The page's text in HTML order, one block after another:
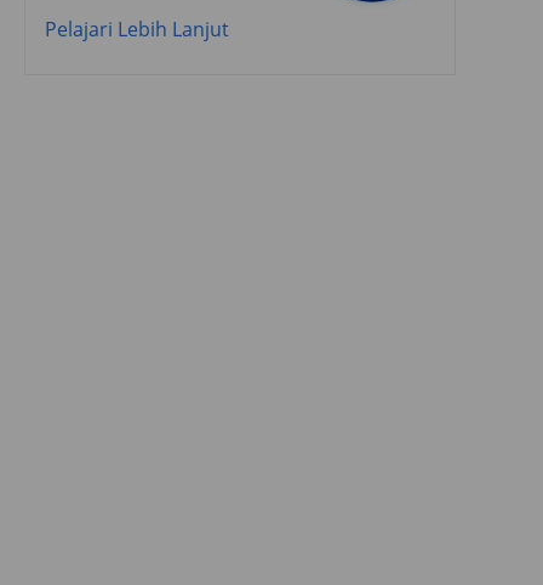
Pelajari Lebih Lanjut